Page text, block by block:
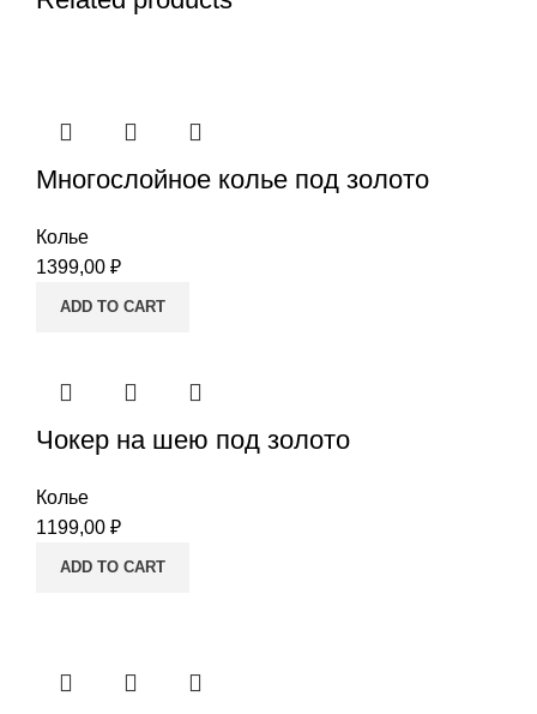
Многослойное колье под золото
Колье
1399,00 ₽
ADD TO CART
Чокер на шею под золото
Колье
1199,00 ₽
ADD TO CART